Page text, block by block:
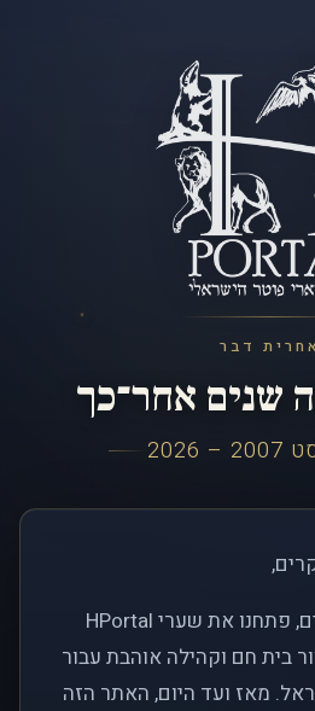
אחרית דבר
שנים אחר־כך
לפני כמעט שני עשורים, פתחנו את שערי HPortal
בית חם וקהילה אוהבת עבור
מאז ועד היום, האתר הזה